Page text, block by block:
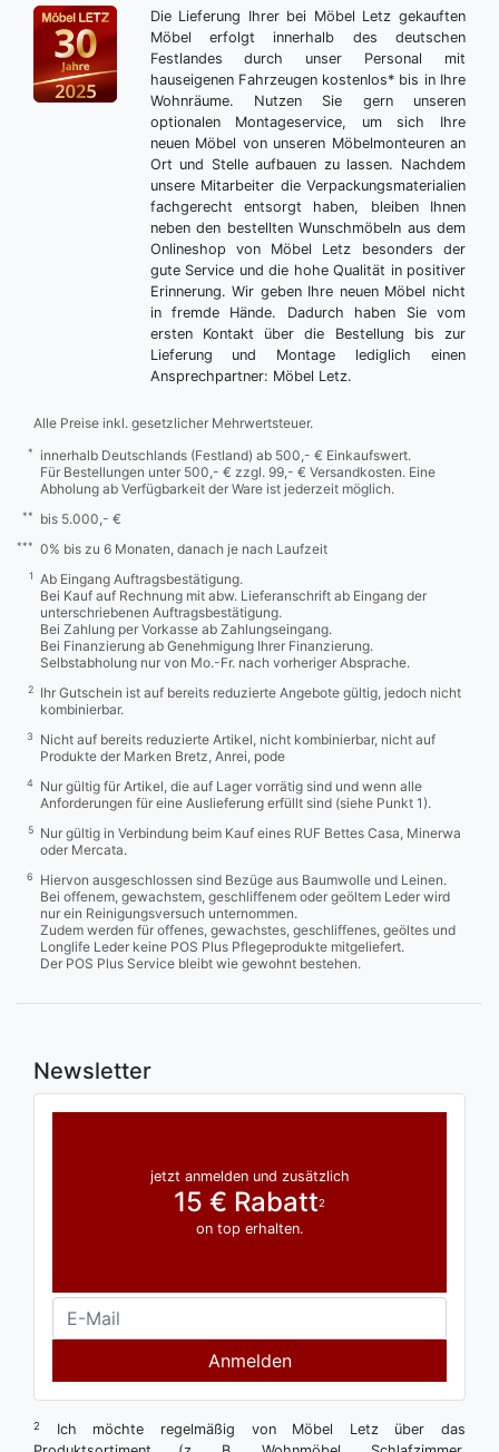
Die Lieferung Ihrer bei Möbel Letz gekauften
Möbel erfolgt innerhalb des deutschen
Festlandes durch unser Personal mit
hauseigenen Fahrzeugen kostenlos* bis in Ihre
Wohnräume. Nutzen Sie gern unseren
optionalen Montageservice, um sich Ihre
neuen Möbel von unseren Möbelmonteuren an
Ort und Stelle aufbauen zu lassen. Nachdem
unsere Mitarbeiter die Verpackungsmaterialien
fachgerecht entsorgt haben, bleiben Ihnen
neben den bestellten Wunschmöbeln aus dem
Onlineshop von Möbel Letz besonders der
gute Service und die hohe Qualität in positiver
Erinnerung. Wir geben Ihre neuen Möbel nicht
in fremde Hände. Dadurch haben Sie vom
ersten Kontakt über die Bestellung bis zur
Lieferung und Montage lediglich einen
Ansprechpartner: Möbel Letz.
Alle Preise inkl. gesetzlicher Mehrwertsteuer.
*
innerhalb Deutschlands (Festland) ab 500,- € Einkaufswert.
Für Bestellungen unter 500,- € zzgl. 99,- € Versandkosten. Eine
Abholung ab Verfügbarkeit der Ware ist jederzeit möglich.
** bis 5.000,- €
*** 0% bis zu 6 Monaten, danach je nach Laufzeit
1
Ab Eingang Auftragsbestätigung.
Bei Kauf auf Rechnung mit abw. Lieferanschrift ab Eingang der
unterschriebenen Auftragsbestätigung.
Bei Zahlung per Vorkasse ab Zahlungseingang.
Bei Finanzierung ab Genehmigung Ihrer Finanzierung.
Selbstabholung nur von Mo.-Fr. nach vorheriger Absprache.
2
Ihr Gutschein ist auf bereits reduzierte Angebote gültig, jedoch nicht
kombinierbar.
3
Nicht auf bereits reduzierte Artikel, nicht kombinierbar, nicht auf
Produkte der Marken Bretz, Anrei, pode
4
Nur gültig für Artikel, die auf Lager vorrätig sind und wenn alle
Anforderungen für eine Auslieferung erfüllt sind (siehe Punkt 1).
5
Nur gültig in Verbindung beim Kauf eines RUF Bettes Casa, Minerwa
oder Mercata.
6
Hiervon ausgeschlossen sind Bezüge aus Baumwolle und Leinen.
Bei offenem, gewachstem, geschliffenem oder geöltem Leder wird
nur ein Reinigungsversuch unternommen.
Zudem werden für offenes, gewachstes, geschliffenes, geöltes und
Longlife Leder keine POS Plus Pflegeprodukte mitgeliefert.
Der POS Plus Service bleibt wie gewohnt bestehen.
Newsletter
jetzt anmelden und zusätzlich
15 € Rabatt2
on top erhalten.
Anmelden
2
Ich möchte regelmäßig von Möbel Letz über das